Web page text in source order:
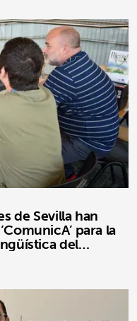
de Sevilla han
para la
del